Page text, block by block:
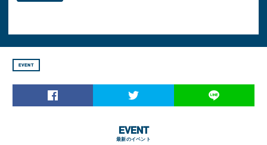
EVENT
EVENT
最新のイベント